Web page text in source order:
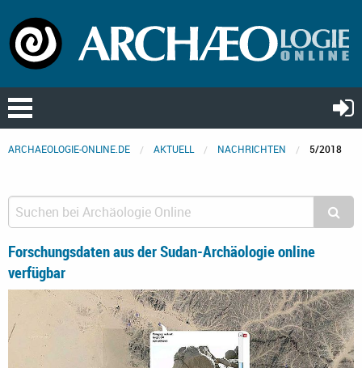
ARCHAEOLOGIE-ONLINE.DE AKTUELL NACHRICHTEN 5/2018
Forschungsdaten aus der Sudan-Archäologie online
verfügbar